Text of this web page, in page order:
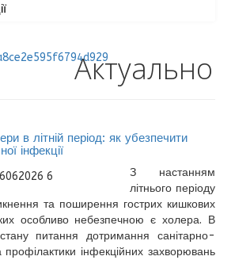
Актуально
в літній період: як убезпечити
інфекції
З настанням
літнього періоду
та поширення гострих кишкових
особливо небезпечною є холера. В
питання дотримання санітарно-
профілактики інфекційних захворювань